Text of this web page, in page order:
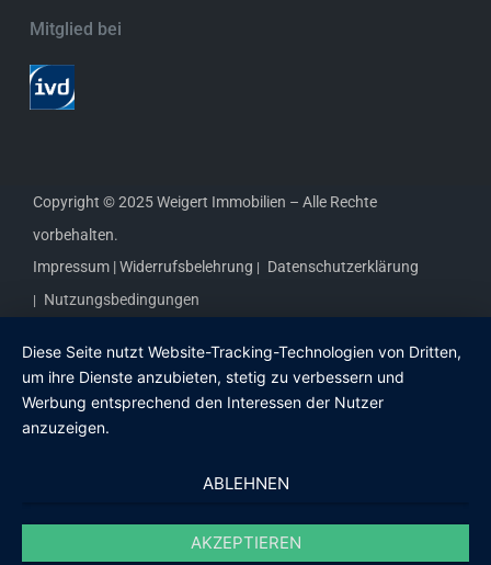
Mitglied bei
Copyright © 2025 Weigert Immobilien – Alle Rechte
vorbehalten.
Impressum |Widerrufsbelehrung
Datenschutzerklärung
Nutzungsbedingungen
Diese Seite nutzt Website-Tracking-Technologien von Dritten,
um ihre Dienste anzubieten, stetig zu verbessern und
Werbung entsprechend den Interessen der Nutzer
anzuzeigen.
ABLEHNEN
AKZEPTIEREN